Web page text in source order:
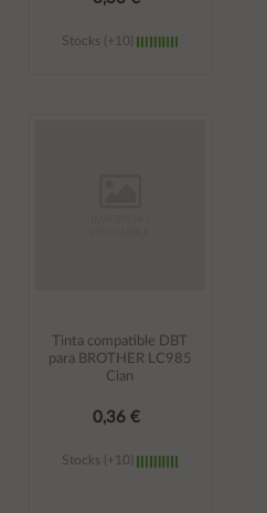
Stocks (+10)
Tinta compatible DBT
para BROTHER LC985
Cian
0,36 €
Stocks (+10)